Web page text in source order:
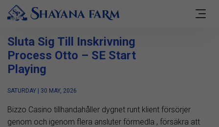
Sluta Sig Till Inskrivning
Process Otto – SE Start
Playing
SATURDAY | 30 MAY, 2026
Bizzo Casino tillhandahåller dygnet runt klient försörjer
genom och igenom flera ansluter förmedla , försäkra att